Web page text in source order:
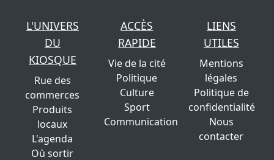
L'UNIVERS
DU
KIOSQUE
Rue des
commerces
Produits
locaux
L'agenda
Où sortir
ACCÈS
RAPIDE
Vie de la cité
Politique
Culture
Sport
Communication
LIENS
UTILES
Mentions
légales
Politique de
confidentialité
Nous
contacter